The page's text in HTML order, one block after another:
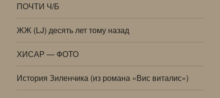
ПОЧТИ Ч/Б
ЖЖ (LJ) десять лет тому назад
ХИСАР — ФОТО
История Зиленчика (из романа «Вис виталис»)